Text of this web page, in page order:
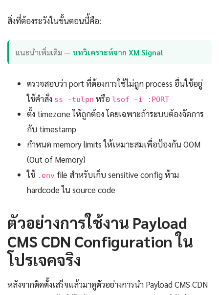
สิ่งที่ต้องระวังในขั้นตอนนี้คือ:
แนะนำเพิ่มเติม — บทวิเคราะห์จาก XM Signal
ตรวจสอบว่า port ที่ต้องการใช้ไม่ถูก process อื่นใช้อยู่
ใช้คำสั่ง ss -tulpn หรือ lsof -i :PORT
ตั้ง timezone ให้ถูกต้อง โดยเฉพาะถ้าระบบต้องจัดการ
กับ timestamp
กำหนด memory limits ให้เหมาะสมเพื่อป้องกัน OOM
(Out of Memory)
ใช้ .env file สำหรับเก็บ sensitive config ห้าม
hardcode ใน source code
ตัวอย่างการใช้งาน Payload
CMS CDN Configuration ใน
โปรเจคจริง
หลังจากติดตั้งเสร็จแล้วมาดูตัวอย่างการนำ Payload CMS CDN